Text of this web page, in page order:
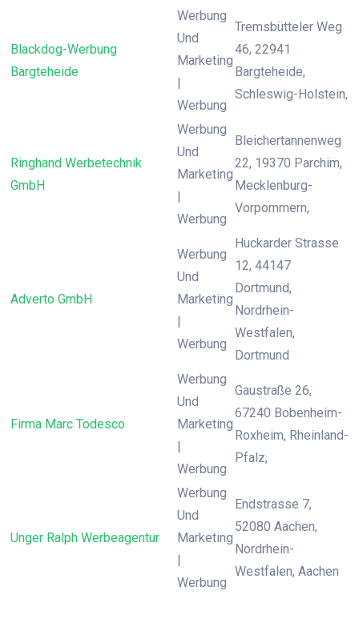
Blackdog-Werbung
Bargteheide
Werbung
Und
Marketing
|
Werbung
Tremsbütteler Weg
46, 22941
Bargteheide,
Schleswig-Holstein,
Ringhand Werbetechnik
GmbH
Werbung
Und
Marketing
|
Werbung
Bleichertannenweg
22, 19370 Parchim,
Mecklenburg-
Vorpommern,
Adverto GmbH
Werbung
Und
Marketing
|
Werbung
Huckarder Strasse
12, 44147
Dortmund,
Nordrhein-
Westfalen,
Dortmund
Firma Marc Todesco
Werbung
Und
Marketing
|
Werbung
Gaustraße 26,
67240 Bobenheim-
Roxheim, Rheinland-
Pfalz,
Unger Ralph Werbeagentur
Werbung
Und
Marketing
|
Werbung
Endstrasse 7,
52080 Aachen,
Nordrhein-
Westfalen, Aachen